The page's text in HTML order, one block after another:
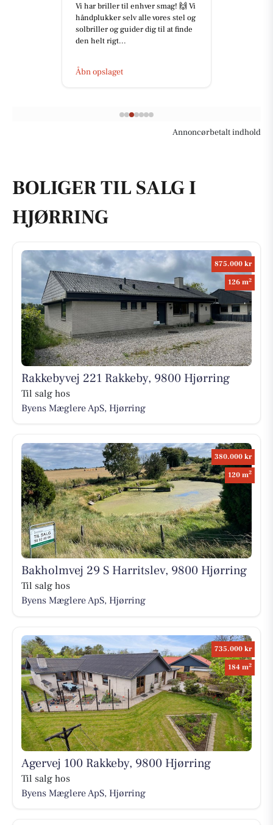
Vi har briller til enhver smag! 🙌 Vi
håndplukker selv alle vores stel og
solbriller og guider dig til at finde
den helt rigt...
Åbn opslaget
Annoncørbetalt indhold
BOLIGER TIL SALG I
HJØRRING
875.000 kr
126 m2
Rakkebyvej 221 Rakkeby, 9800 Hjørring
Til salg hos
Byens Mæglere ApS, Hjørring
380.000 kr
120 m2
Bakholmvej 29 S Harritslev, 9800 Hjørring
Til salg hos
Byens Mæglere ApS, Hjørring
735.000 kr
184 m2
Agervej 100 Rakkeby, 9800 Hjørring
Til salg hos
Byens Mæglere ApS, Hjørring